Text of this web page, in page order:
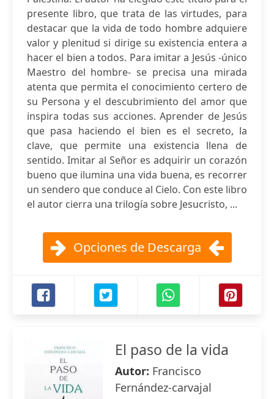
presente libro, que trata de las virtudes, para
destacar que la vida de todo hombre adquiere
valor y plenitud si dirige su existencia entera a
hacer el bien a todos. Para imitar a Jesús -único
Maestro del hombre- se precisa una mirada
atenta que permita el conocimiento certero de
su Persona y el descubrimiento del amor que
inspira todas sus acciones. Aprender de Jesús
que pasa haciendo el bien es el secreto, la
clave, que permite una existencia llena de
sentido. Imitar al Señor es adquirir un corazón
bueno que ilumina una vida buena, es recorrer
un sendero que conduce al Cielo. Con este libro
el autor cierra una trilogía sobre Jesucristo, ...
Opciones de Descarga
El paso de la vida
Autor: Francisco
Fernández-carvajal